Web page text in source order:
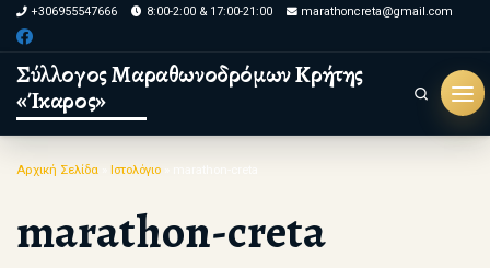
Skip to content
+306955547666 8:00-2:00 & 17:00-21:00 marathoncreta@gmail.com
Σύλλογος Μαραθωνοδρόμων Κρήτης
«Ίκαρος»
Search
Αρχική Σελίδα Ιστολόγιο
marathon-creta